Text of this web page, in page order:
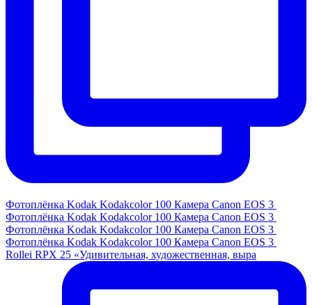
Фотоплёнка Kodak Kodakcolor 100 Камера Canon EOS 3
Фотоплёнка Kodak Kodakcolor 100 Камера Canon EOS 3
Фотоплёнка Kodak Kodakcolor 100 Камера Canon EOS 3
Фотоплёнка Kodak Kodakcolor 100 Камера Canon EOS 3
Rollei RPX 25 «Удивительная, художественная, выра